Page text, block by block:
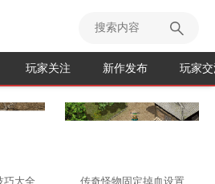
玩家关注 新作发布 玩家
巧大全 传奇怪物固定掉血设置